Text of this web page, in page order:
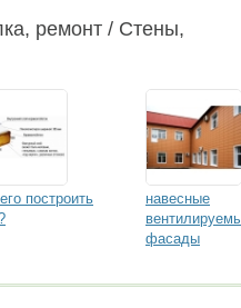
ремонт / Стены,
построить
навесные
фасады